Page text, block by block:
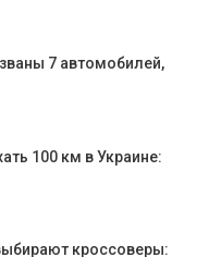
7 автомобилей,
100 км в Украине:
кроссоверы: